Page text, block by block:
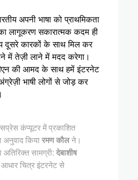
अपनी भाषा को प्राथमिकता
लागूकरण सकारात्मक कदम ही
दूसरे कारकों के साथ मिल कर
में तेज़ी लाने में मदद करेगा।
की आमद के साथ हमें इंटरनेट
भाषी लोगों से जोड़ कर
कंप्यूटर में प्रकाशित
कियारमण कौलने।
सामग्री: देबाशीष
चित्र इंटरनेट से